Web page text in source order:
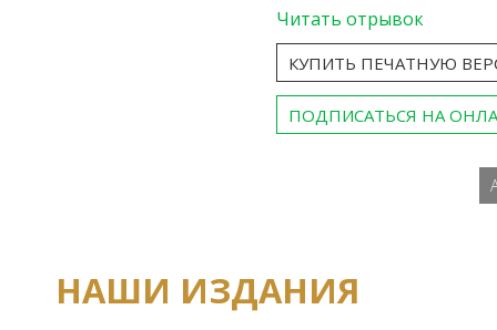
Читать отрывок
КУПИТЬ ПЕЧАТНУЮ
ПОДПИСАТЬСЯ НА
НАШИ ИЗДАНИЯ